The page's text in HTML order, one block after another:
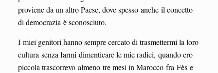
proviene da un altro Paese, dove spesso anche il concetto
di democrazia è sconosciuto.
I miei genitori hanno sempre cercato di trasmettermi la loro
cultura senza farmi dimenticare le mie radici, quando ero
piccola trascorrevo almeno tre mesi in Marocco fra Fès e